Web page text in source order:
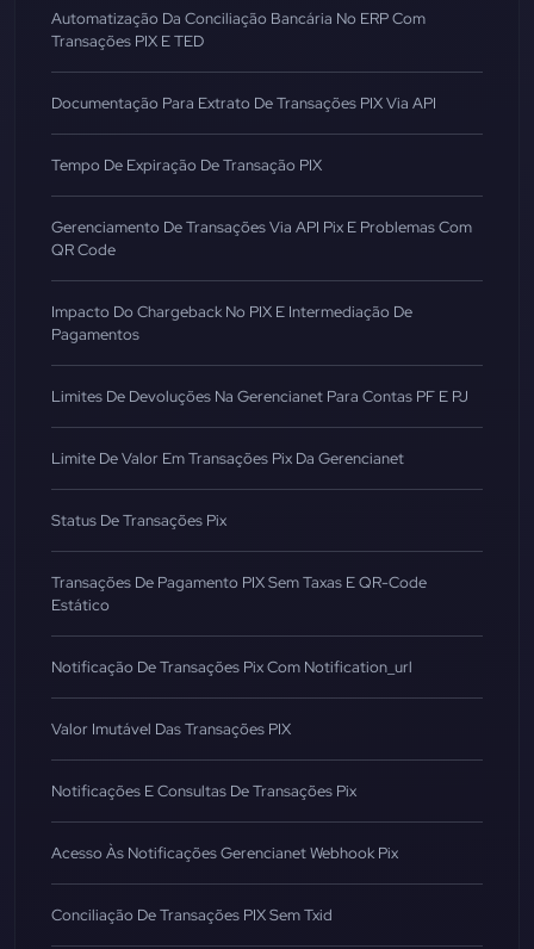
Automatização Da Conciliação Bancária No ERP Com
Transações PIX E TED
Documentação Para Extrato De Transações PIX Via API
Tempo De Expiração De Transação PIX
Gerenciamento De Transações Via API Pix E Problemas Com
QR Code
Impacto Do Chargeback No PIX E Intermediação De
Pagamentos
Limites De Devoluções Na Gerencianet Para Contas PF E PJ
Limite De Valor Em Transações Pix Da Gerencianet
Status De Transações Pix
Transações De Pagamento PIX Sem Taxas E QR-Code
Estático
Notificação De Transações Pix Com Notification_url
Valor Imutável Das Transações PIX
Notificações E Consultas De Transações Pix
Acesso Às Notificações Gerencianet Webhook Pix
Conciliação De Transações PIX Sem Txid